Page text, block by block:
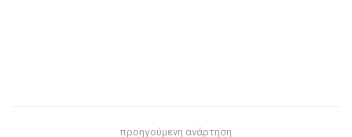
προηγούμενη ανάρτηση